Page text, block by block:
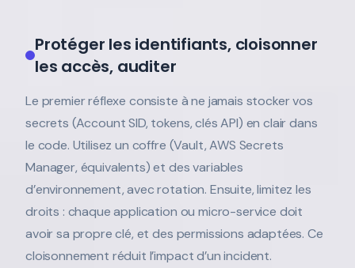
Protéger les identifiants, cloisonner
les accès, auditer
Le premier réflexe consiste à ne jamais stocker vos
secrets (Account SID, tokens, clés API) en clair dans
le code. Utilisez un coffre (Vault, AWS Secrets
Manager, équivalents) et des variables
d’environnement, avec rotation. Ensuite, limitez les
droits : chaque application ou micro-service doit
avoir sa propre clé, et des permissions adaptées. Ce
cloisonnement réduit l’impact d’un incident.